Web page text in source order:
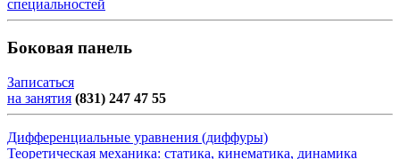
специальностей
Боковая панель
Записаться
на занятия (831) 247 47 55
Дифференциальные уравнения (диффуры)
Теоретическая механика: статика, кинематика, динамика